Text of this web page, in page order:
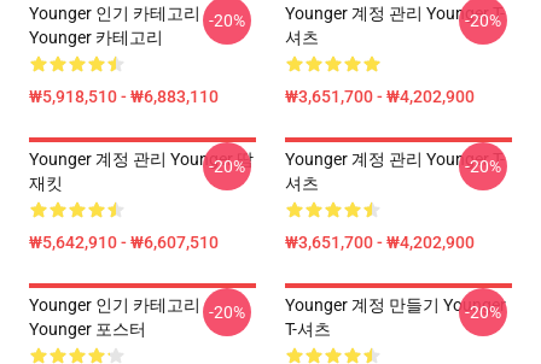
Younger 인기 카테고리
Younger 카테고리
₩5,918,510 - ₩6,883,110
-20%
Younger 계정 관리 Younger T-
셔츠
₩3,651,700 - ₩4,202,900
-20%
Younger 계정 관리 Younger 땀
재킷
₩5,642,910 - ₩6,607,510
-20%
Younger 계정 관리 Younger T-
셔츠
₩3,651,700 - ₩4,202,900
-20%
Younger 인기 카테고리
Younger 포스터
-20%
Younger 계정 만들기 Younger
T-셔츠
-20%